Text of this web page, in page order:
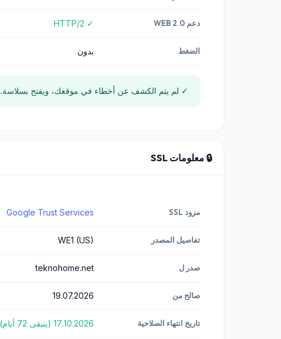
دعم WEB 2.0 ✓ HTTP/2
الضغط بدون
✓ لم يتم الكشف عن أخطاء في موقعك، ويفتح بسلاسة.
🔒 معلومات SSL
مزود SSL Google Trust Services
تفاصيل المصدر WE1 (US)
صدر ل teknohome.net
صالح من 19.07.2026
تاريخ انتهاء الصلاحية 17.10.2026 (يتبقى 72 أيام)